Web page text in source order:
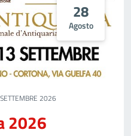
28
Agosto
2026
2026